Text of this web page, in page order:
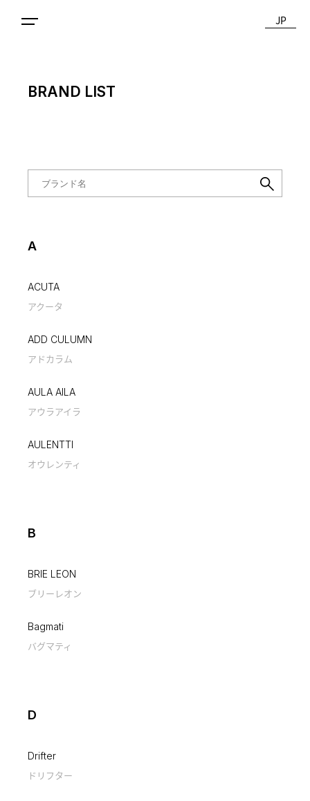
JP
BRAND LIST
A
ACUTA
アクータ
ADD CULUMN
アドカラム
AULA AILA
アウラアイラ
AULENTTI
オウレンティ
B
BRIE LEON
ブリーレオン
Bagmati
バグマティ
D
Drifter
ドリフター